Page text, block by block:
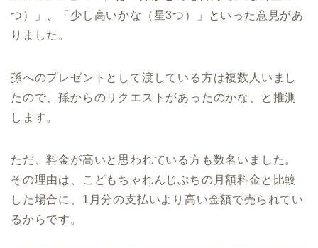
つ）」、「少し高いかな（星3つ）」といった意見があ
りました。
孫へのプレゼントとして渡している方は複数人いまし
たので、孫からのリクエストがあったのかな、と推測
します。
ただ、料金が高いと思われている方も数名いました。
その理由は、こどもちゃれんじぷちの月額料金と比較
した場合に、1月分の支払いより高い金額で売られてい
るからです。